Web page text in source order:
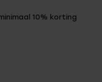
10% korting